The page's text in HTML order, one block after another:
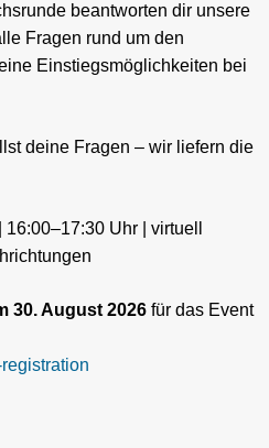
beantworten dir unsere
Fragen rund um den
Einstiegsmöglichkeiten bei
deine Fragen – wir liefern die
Uhr | virtuell
30. August 2026 für das Event